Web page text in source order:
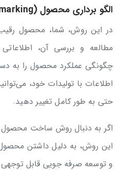
الگو برداری محصول (Product Benchmarking)
در این روش، شما، محصول
مطالعه و بررسی آن،
چگونگی عملکرد محصول را به
اطلاعات با تولیدات خود،
حتی به طور کامل تغییر دهید.
اگر به دنبال روش ساخت محصول
این روش، به دلیل داشتن
و توسعه صرفه جویی قابل